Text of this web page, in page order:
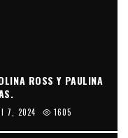
ROSS Y PAULINA
7, 2024 1605